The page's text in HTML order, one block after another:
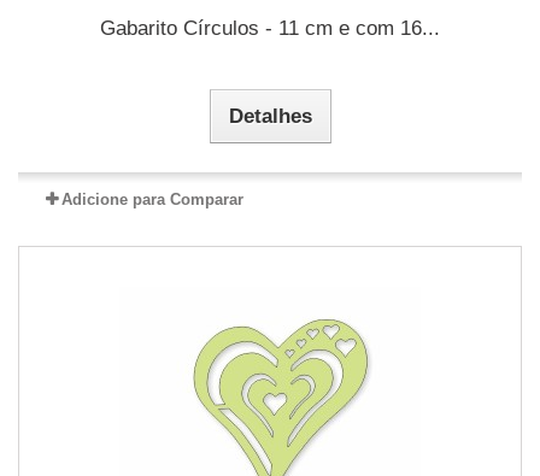
Gabarito Círculos - 11 cm e com 16...
Detalhes
Adicione para Comparar